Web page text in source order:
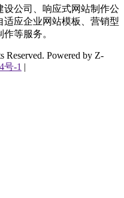
公司、响应式网站制作公
应企业网站模板、营销型
等服务。
Reserved. Powered by Z-
号-1 |